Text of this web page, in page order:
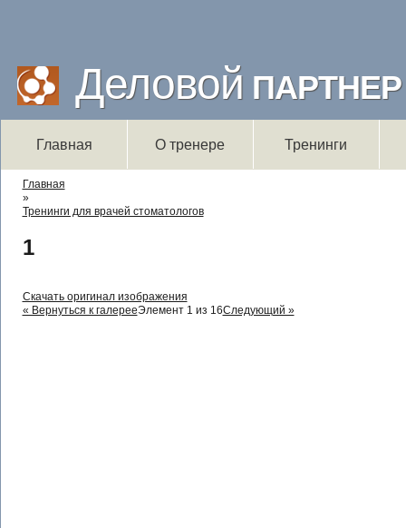
Деловой ПАРТНЕР
Главная О тренере Тренинги
Вы здесь
Главная
»
Тренинги для врачей стоматологов
1
Скачать оригинал изображения
« Вернуться к галерееЭлемент 1 из 16Следующий »